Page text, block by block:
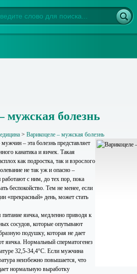
мужская болезнь
> Варикоцеле – мужская болезнь
мужчин – эта болезнь представляет
канатика и яичек. Такая
как подростка, так и взрослого
не так уж и опасно –
с ним, до тех пор, пока
беспокойство. Тем не менее, если
«прекрасный» день, может стать
яичка, медленно приводя к
сосудов, которые опутывают
подушку, которая не дает
яичка. Нормальный сперматогенез
32,5-34,4°С. Если мужчина
неизбежно повышается, что
нормальную выработку